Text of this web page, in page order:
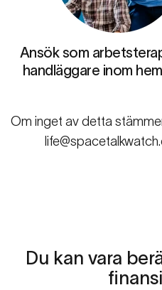
Ansök som
handläggare inom
Om inget av detta
Du kan vara